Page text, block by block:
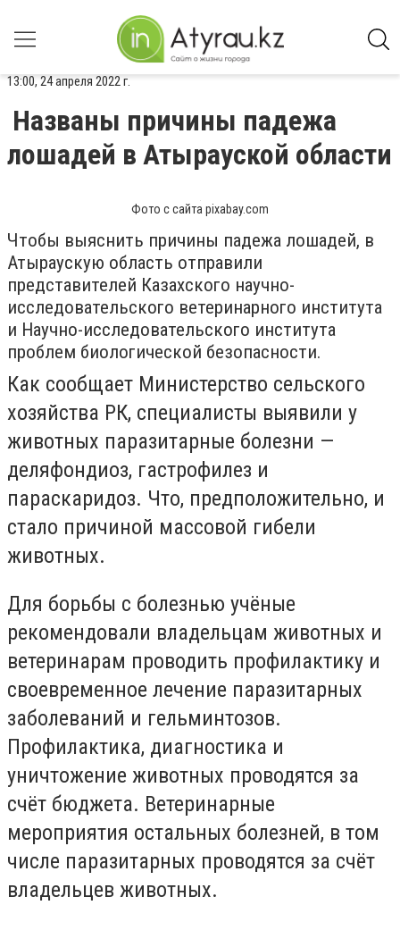
13:00, 24 апреля 2022 г.
Названы причины падежа
лошадей в Атырауской области
Фото с сайта pixabay.com
Чтобы выяснить причины падежа лошадей, в
Атыраускую область отправили
представителей Казахского научно-
исследовательского ветеринарного института
и Научно-исследовательского института
проблем биологической безопасности.
Как сообщает Министерство сельского
хозяйства РК, специалисты выявили у
животных паразитарные болезни —
деляфондиоз, гастрофилез и
параскаридоз. Что, предположительно, и
стало причиной массовой гибели
животных.
Для борьбы с болезнью учёные
рекомендовали владельцам животных и
ветеринарам проводить профилактику и
своевременное лечение паразитарных
заболеваний и гельминтозов.
Профилактика, диагностика и
уничтожение животных проводятся за
счёт бюджета. Ветеринарные
мероприятия остальных болезней, в том
числе паразитарных проводятся за счёт
владельцев животных.